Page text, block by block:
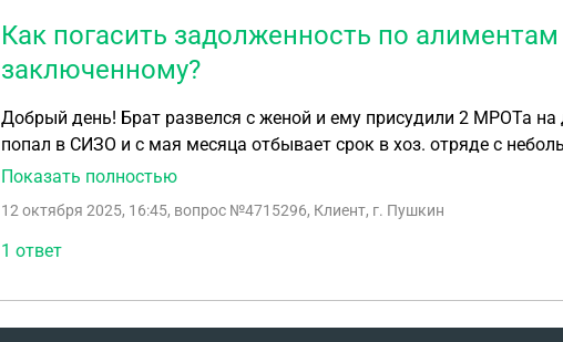
Как погасить задолженность по
заключенному?
Добрый день! Брат развелся с женой и ему присудили 2 МРОТа на
попал в СИЗО и с мая месяца отбывает срок в хоз. отряде с
алименты появилась только недавно. Долг продолжает
находится в аресте у приставов, могут ли выставить на торги,
возможность уменьшить сумму алиментов, хотя бы на время
Показать полностью
12 октября 2025, 16:45, вопрос №4715296, Клиент, г. Пушкин
1 ответ